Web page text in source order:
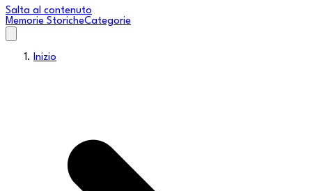
Salta al contenuto
Memorie StoricheCategorie
Inizio